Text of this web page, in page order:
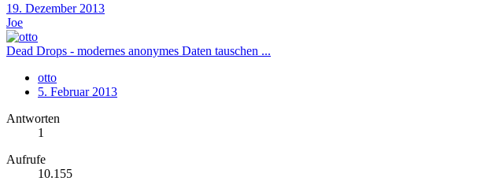
19. Dezember 2013
Joe
Dead Drops - modernes anonymes Daten tauschen ...
otto
5. Februar 2013
Antworten
1
Aufrufe
10.155